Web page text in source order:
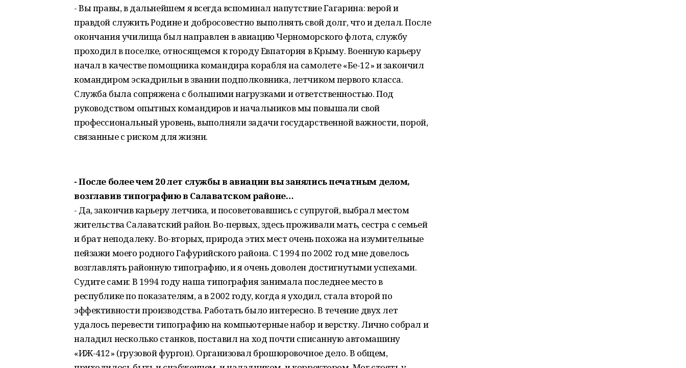
- Вы правы, в дальнейшем я всегда вспоминал напутствие Гагарина: верой и
правдой служить Родине и добросовестно выполнять свой долг, что и делал. После
окончания училища был направлен в авиацию Черноморского флота, службу
проходил в поселке, относящемся к городу Евпатория в Крыму. Военную карьеру
начал в качестве помощника командира корабля на самолете «Бе-12» и закончил
командиром эскадрильи в звании подполковника, летчиком первого класса.
Служба была сопряжена с большими нагрузками и ответственностью. Под
руководством опытных командиров и начальников мы повышали свой
профессиональный уровень, выполняли задачи государственной важности, порой,
связанные с риском для жизни.
- После более чем 20 лет службы в авиации вы занялись печатным делом,
возглавив типографию в Салаватском районе…
- Да, закончив карьеру летчика, и посоветовавшись с супругой, выбрал местом
жительства Салаватский район. Во-первых, здесь проживали мать, сестра с семьей
и брат неподалеку. Во-вторых, природа этих мест очень похожа на изумительные
пейзажи моего родного Гафурийского района. С 1994 по 2002 год мне довелось
возглавлять районную типографию, и я очень доволен достигнутыми успехами.
Судите сами: В 1994 году наша типография занимала последнее место в
республике по показателям, а в 2002 году, когда я уходил, стала второй по
эффективности производства. Работать было интересно. В течение двух лет
удалось перевести типографию на компьютерные набор и верстку. Лично собрал и
наладил несколько станков, поставил на ход почти списанную автомашину
«ИЖ-412» (грузовой фургон). Организовал брошюровочное дело. В общем,